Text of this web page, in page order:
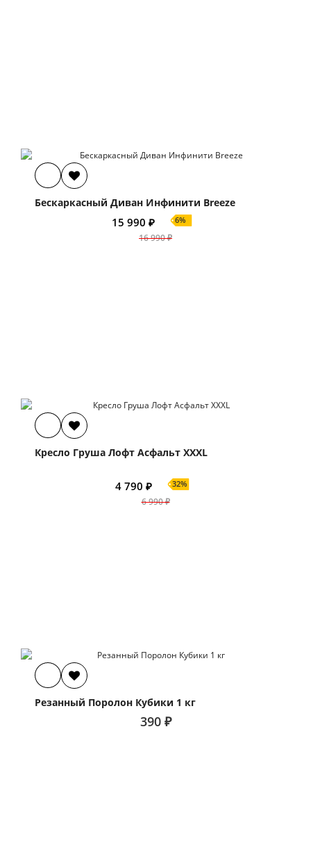
Бескаркасный Диван Инфинити Breeze
15 990 ₽ 6%
16 990 ₽
Кресло Груша Лофт Асфальт XXXL
4 790 ₽ 32%
6 990 ₽
Резанный Поролон Кубики 1 кг
390 ₽